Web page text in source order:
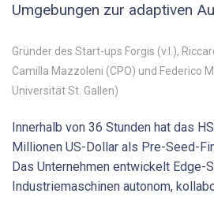
Umgebungen zur adaptiven
Gründer des Start-ups Forgis (v.l.),
Camilla Mazzoleni (CPO) und Federico
Universität St. Gallen)
Innerhalb von 36 Stunden hat das
Millionen US-Dollar als Pre-Seed-
Das Unternehmen entwickelt Edge-
Industriemaschinen autonom,